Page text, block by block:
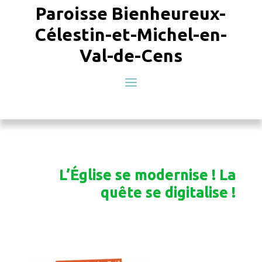
Paroisse Bienheureux-
Célestin-et-Michel-en-
Val-de-Cens
L’Église se modernise ! La
quête se digitalise !